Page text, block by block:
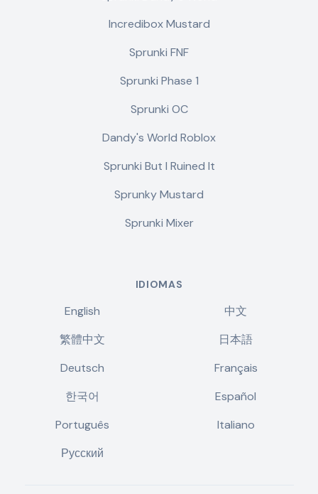
Incredibox Mustard
Sprunki FNF
Sprunki Phase 1
Sprunki OC
Dandy's World Roblox
Sprunki But I Ruined It
Sprunky Mustard
Sprunki Mixer
IDIOMAS
English
中文
繁體中文
日本語
Deutsch
Français
한국어
Español
Português
Italiano
Русский